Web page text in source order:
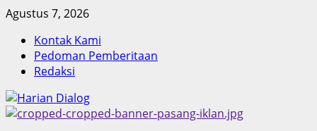
Skip
content
Agustus 7, 2026
Kontak Kami
Pedoman Pemberitaan
Redaksi